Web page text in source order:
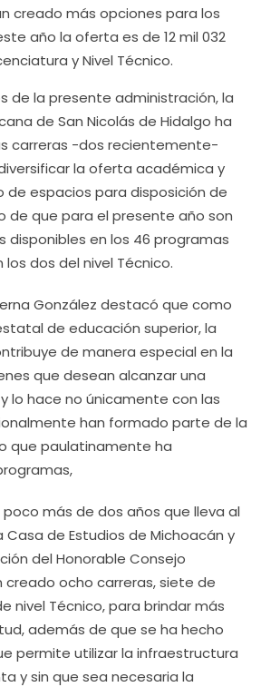
creado más opciones para los
año la oferta es de 12 mil 032
y Nivel Técnico.
de la presente administración, la
de San Nicolás de Hidalgo ha
carreras -dos recientemente-
la oferta académica y
de espacios para disposición de
de que para el presente año son
disponibles en los 46 programas
dos del nivel Técnico.
González destacó que como
de educación superior, la
de manera especial en la
que desean alcanzar una
lo hace no únicamente con las
han formado parte de la
que paulatinamente ha
más de dos años que lleva al
Casa de Estudios de Michoacán y
del Honorable Consejo
creado ocho carreras, siete de
nivel Técnico, para brindar más
además de que se ha hecho
permite utilizar la infraestructura
y sin que sea necesaria la